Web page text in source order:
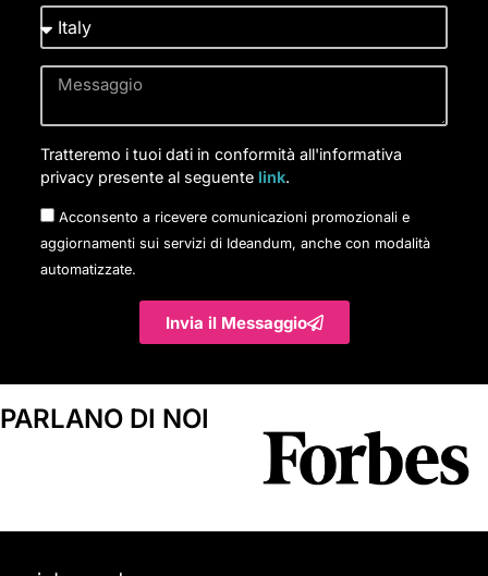
Tratteremo i tuoi dati in conformità all'informativa
privacy presente al seguente link.
Acconsento a ricevere comunicazioni promozionali e
aggiornamenti sui servizi di Ideandum, anche con modalità
automatizzate.
Invia il Messaggio
PARLANO DI NOI